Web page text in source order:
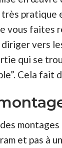
pratique
vous faites
vers
qui se
Cela fait
et pas à